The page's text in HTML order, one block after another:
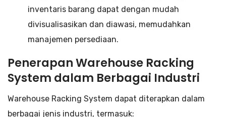
inventaris barang dapat dengan mudah
divisualisasikan dan diawasi, memudahkan
manajemen persediaan.
Penerapan Warehouse Racking
System dalam Berbagai Industri
Warehouse Racking System dapat diterapkan dalam
berbagai jenis industri, termasuk: